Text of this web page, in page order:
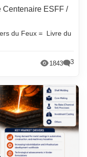
Centenaire ESFF /
du Feux = Livre du
1843 3